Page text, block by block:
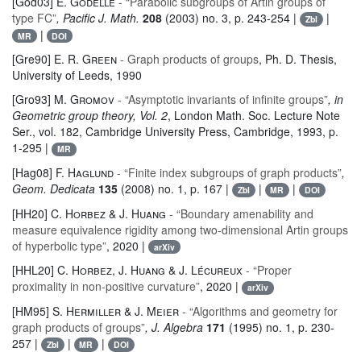
type FC”, Pacific J. Math. 208 (2003) no. 3, p. 243-254 | Zbl |
MR | DOI
[Gre90] E. R. Green - Graph products of groups, Ph. D. Thesis,
University of Leeds, 1990
[Gro93] M. Gromov - “Asymptotic invariants of infinite groups”, in
Geometric group theory, Vol. 2, London Math. Soc. Lecture Note
Ser., vol. 182, Cambridge University Press, Cambridge, 1993, p.
1-295 |
MR
[Hag08] F. Haglund - “Finite index subgroups of graph products”,
Geom. Dedicata 135 (2008) no. 1, p. 167 | Zbl | MR | DOI
[HH20] C. Horbez & J. Huang - “Boundary amenability and
measure equivalence rigidity among two-dimensional Artin groups
of hyperbolic type”, 2020 | arXiv
[HHL20] C. Horbez, J. Huang & J. Lécureux - “Proper
proximality in non-positive curvature”, 2020 | arXiv
[HM95] S. Hermiller & J. Meier - “Algorithms and geometry for
graph products of groups”, J. Algebra 171 (1995) no. 1, p. 230-
257 |
Zbl | MR | DOI